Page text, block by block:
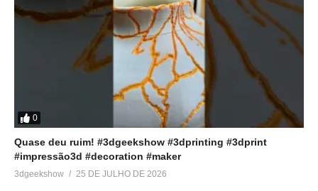
0
Quase deu ruim! #3dgeekshow #3dprinting #3dprint
#impressão3d #decoration #maker
3dgeekshow 25 DE JULHO DE 2026